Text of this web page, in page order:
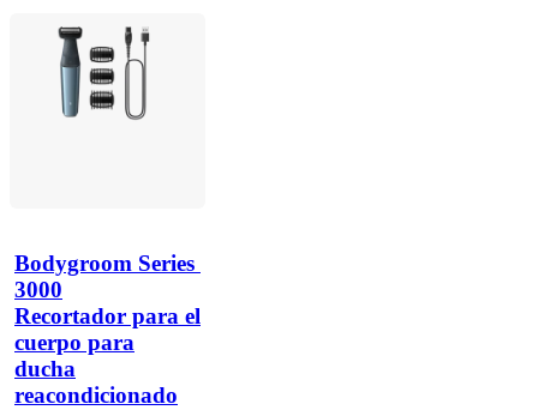
Bodygroom Series
3000
Recortador para el
cuerpo para
ducha
reacondicionado